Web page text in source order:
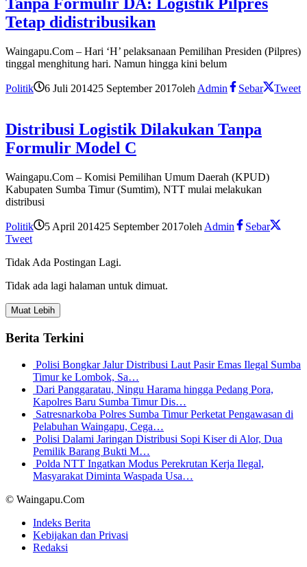
Tetap didistribusikan
Waingapu.Com – Hari ‘H’ pelaksanaan Pemilihan Presiden (Pilpres)
tinggal menghitung hari. Namun hingga kini belum
Politik 6 Juli 201425 September 2017oleh Admin Sebar Tweet
Distribusi Logistik Dilakukan Tanpa
Formulir Model C
Waingapu.Com – Komisi Pemilihan Umum Daerah (KPUD)
Kabupaten Sumba Timur (Sumtim), NTT mulai melakukan
distribusi
Politik 5 April 201425 September 2017oleh Admin
Sebar
Tweet
Tidak Ada Postingan Lagi.
Tidak ada lagi halaman untuk dimuat.
Muat Lebih
Berita Terkini
Polisi Bongkar Jalur Distribusi Laut Pasir Emas Ilegal Sumba
Timur ke Lombok, Sa…
Dari Panggaratau, Ningu Harama hingga Pedang Pora,
Kapolres Baru Sumba Timur Dis…
Satresnarkoba Polres Sumba Timur Perketat Pengawasan di
Pelabuhan Waingapu, Cega…
Polisi Dalami Jaringan Distribusi Sopi Kiser di Alor, Dua
Pemilik Barang Bukti M…
Polda NTT Ingatkan Modus Perekrutan Kerja Ilegal,
Masyarakat Diminta Waspada Usa…
© Waingapu.Com
Indeks Berita
Kebijakan dan Privasi
Redaksi